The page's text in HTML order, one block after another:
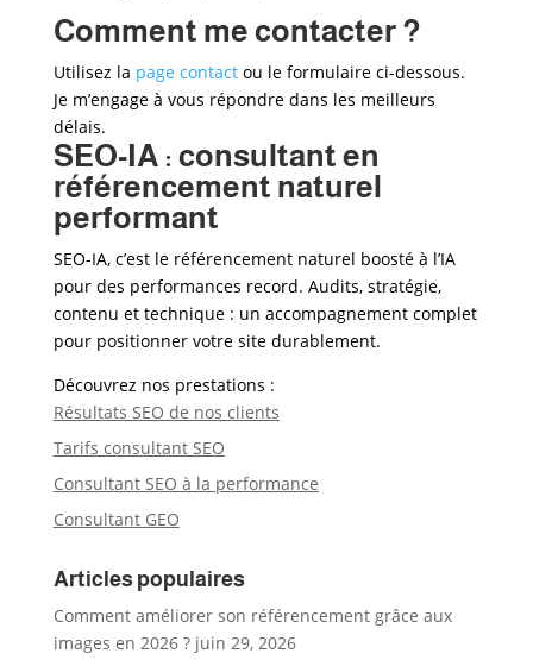
Comment me contacter ?
Utilisez la page contactou le formulaire ci-dessous.
Je m’engage à vous répondre dans les meilleurs
délais.
SEO-IA : consultant en
référencement naturel
performant
SEO-IA, c’est le référencement naturel boosté à l’IA
pour des performances record. Audits, stratégie,
contenu et technique : un accompagnement complet
pour positionner votre site durablement.
Découvrez nos prestations :
Résultats SEO de nos clients
Tarifs consultant SEO
Consultant SEO à la performance
Consultant GEO
Articles populaires
Comment améliorer son référencement grâce aux
images en 2026 ? juin 29, 2026